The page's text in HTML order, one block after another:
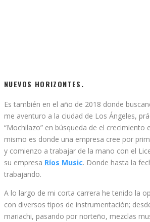
NUEVOS HORIZONTES.
Es también en el año de 2018 donde
me aventuro a la ciudad de Los Ángeles,
“Mochilazo” en búsqueda de el crecimiento
mismo es donde una empresa cree por
y comienzo a trabajar de la mano con el
su empresa Ríos Music. Donde hasta la
trabajando.
A lo largo de mi corta carrera he tenido la
con diversos tipos de instrumentación;
mariachi, pasando por norteño, mezclas